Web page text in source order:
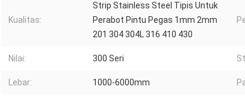
Kualitas:
Strip Stainless Steel Tipis Untuk
Perabot Pintu Pegas 1mm 2mm
201 304 304L 316 410 430
Nilai: 300 Seri
Lebar: 1000-6000mm